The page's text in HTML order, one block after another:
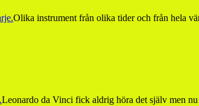
Olika instrument från olika tider och från hela
Leonardo da Vinci fick aldrig höra det själv men